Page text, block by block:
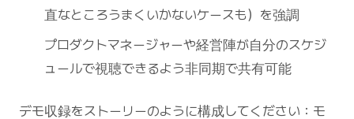
直なところうまくいかないケースも）を強調
プロダクトマネージャーや経営陣が自分のスケジ
ュールで視聴できるよう非同期で共有可能
デモ収録をストーリーのように構成してください：モ